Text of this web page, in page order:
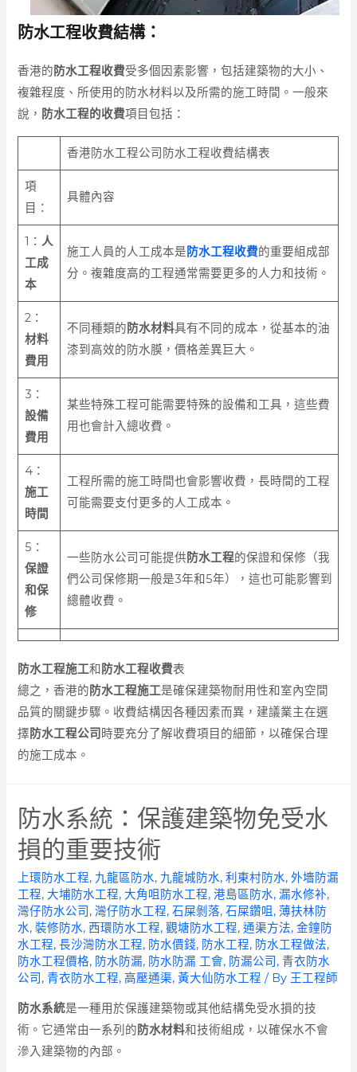
防水工程收費結構：
香港的防水工程收費受多個因素影響，包括建築物的大小、
複雜程度、所使用的防水材料以及所需的施工時間。一般來
說， 防水工程的收費項目包括：
香港防水工程公司防水工程收費結構表
項
目：
具體內容
1： 人
工成
本
施工人員的人工成本是防水工程收費的重要組成部
分。複雜度高的工程通常需要更多的人力和技術。
2：
材料
費用
不同種類的防水材料具有不同的成本，從基本的油
漆到高效的防水膜，價格差異巨大。
3：
設備
費用
某些特殊工程可能需要特殊的設備和工具，這些費
用也會計入總收費。
4：
施工
時間
工程所需的施工時間也會影響收費，長時間的工程
可能需要支付更多的人工成本。
5：
保證
和保
修
一些防水公司可能提供防水工程的保證和保修（我
們公司保修期一般是3年和5年），這也可能影響到
總體收費。
防水工程施工和防水工程收費表
總之，香港的防水工程施工是確保建築物耐用性和室內空間
品質的關鍵步驟。收費結構因各種因素而異，建議業主在選
擇防水工程公司 時要充分了解收費項目的細節，以確保合理
的施工成本。
防水系統：保護建築物免受水
損的重要技術
上環防水工程, 九龍區防水, 九龍城防水,利東村防水,外墻防漏
工程,大埔防水工程,大角咀防水工程,港島區防水,漏水修补,
灣仔防水公司 ,灣仔防水工程,石屎剝落,石屎鑽咀 ,薄扶林防
水,裝修防水,西環防水工程,觀塘防水工程,通渠方法,金鐘防
水工程,長沙灣防水工程, 防水價錢, 防水工程, 防水工程做法,
防水工程價格, 防水防漏, 防水防漏 工會, 防漏公司 ,青衣防水
公司 ,青衣防水工程,高壓通渠,黃大仙防水工程 / By 王工程師
防水系統是一種用於保護建築物或其他結構免受水損的技
術。它通常由一系列的防水材料和技術組成，以確保水不會
滲入建築物的內部。